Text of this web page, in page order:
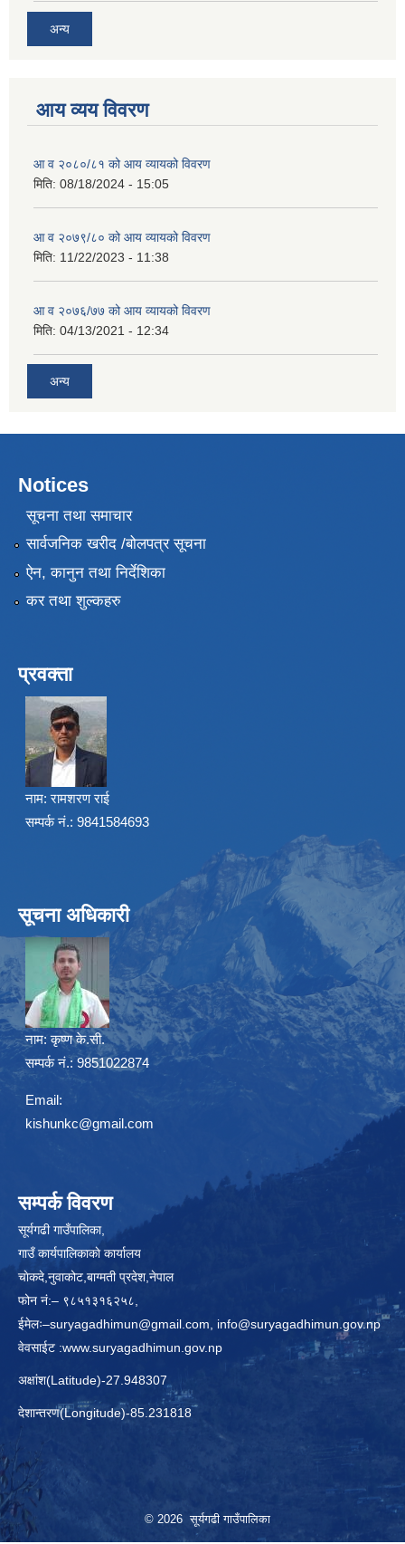
अन्य
आय व्यय विवरण
आ व २०८०/८१ को आय व्यायको विवरण
मिति: 08/18/2024 - 15:05
आ व २०७९/८० को आय व्यायको विवरण
मिति: 11/22/2023 - 11:38
आ व २०७६/७७ को आय व्यायको विवरण
मिति: 04/13/2021 - 12:34
अन्य
Notices
सूचना तथा समाचार
सार्वजनिक खरीद /बोलपत्र सूचना
ऐन, कानुन तथा निर्देशिका
कर तथा शुल्कहरु
प्रवक्ता
नाम: रामशरण राई
सम्पर्क नं.: 9841584693
सूचना अधिकारी
नाम: कृष्ण के.सी.
सम्पर्क नं.: 9851022874
Email:
kishunkc@gmail.com
सम्पर्क विवरण
सूर्यगढी गाउँपालिका,
गाउँ कार्यपालिकाकाे कार्यालय
चाेकदे,नुवाकोट,बाग्मती प्रदेश,नेपाल
फोन नं:– ९८५१३१६२५८,
ईमेलः–suryagadhimun@gmail.com, info@suryagadhimun.gov.np
वेवसाईट :www.suryagadhimun.gov.np
अक्षांश(Latitude)-27.948307
देशान्तरण(Longitude)-85.231818
© 2026 सूर्यगढी गाउँपालिका